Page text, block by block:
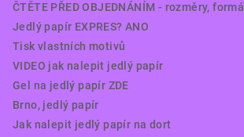
ČTĚTE PŘED OBJEDNÁNÍM - rozměry,
Jedlý papír EXPRES? ANO
Tisk vlastních motivů
VIDEO jak nalepit jedlý papír
Gel na jedlý papír ZDE
Brno, jedlý papír
Jak nalepit jedlý papír na dort